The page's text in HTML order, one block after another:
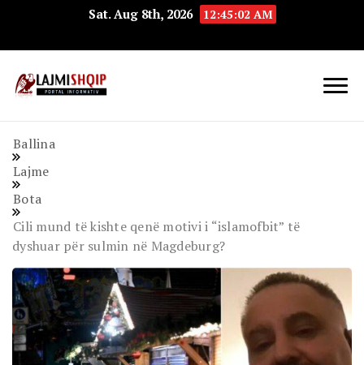
Sat. Aug 8th, 2026 12:45:02 AM
Ballina
Lajme
Bota
Cili mund të kishte qenë motivi i “islamofbit” të
dyshuar për sulmin në Magdeburg?